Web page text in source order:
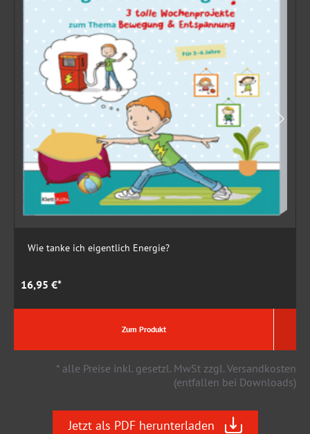
Wie tanke ich eigentlich Energie?
16,95 €*
Zum Produkt
* alle Preise inkl. gesetzl. MwSt zzgl. Versandkosten
(entfallen bei Downloads)
Jetzt als PDF herunterladen